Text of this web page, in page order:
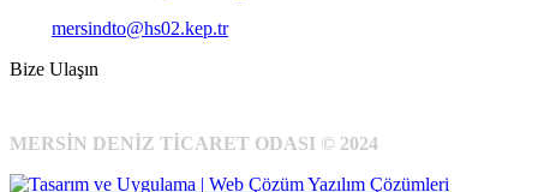
mersindto@hs02.kep.tr
Bize Ulaşın
MERSİN DENİZ TİCARET ODASI © 2024